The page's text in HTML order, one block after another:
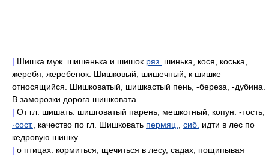
| Шишка муж. шишенька и шишок ряз. шинька, кося, коська,
жеребя, жеребенок. Шишковый, шишечный, к шишке
относящийся. Шишковатый, шишкастый пень, -береза, -дубина.
В заморозки дорога шишковата.
| От гл. шишать: шишговатый парень, мешкотный, копун. -тость,
·сост. , качество по гл. Шишковать пермяц. сиб. идти в лес по
кедровую шишку.
| о птицах: кормиться, щечиться в лесу, садах, пощипывая